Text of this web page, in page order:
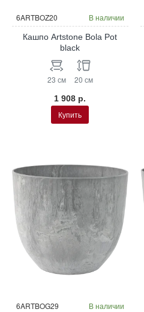
6ARTBOZ20 В наличии
Кашпо Artstone Bola Pot
black
23 см 20 см
1 908 р.
Купить
6ARTBOG29 В наличии